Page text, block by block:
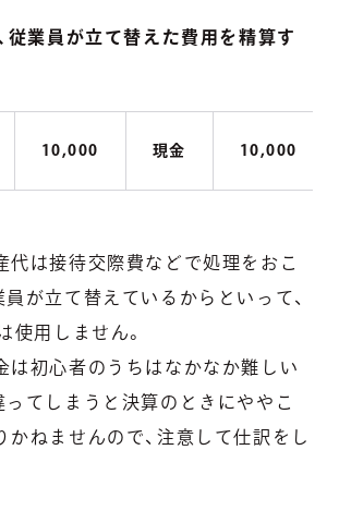
従業員が立て替えた費用を精算す
10,000 現金 10,000
代は接待交際費などで処理をおこ
員が立て替えているからといって、
使用しません。
は初心者のうちはなかなか難しい
ってしまうと決算のときにややこ
かねませんので、注意して仕訳をし